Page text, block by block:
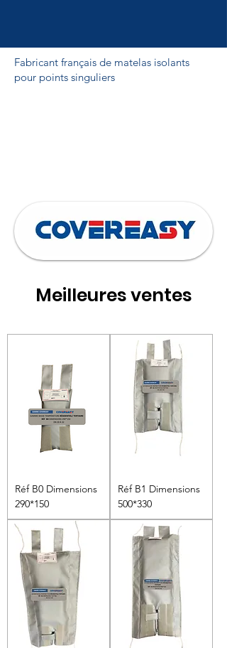
Fabricant français de matelas isolants
pour points singuliers
Meilleures ventes
Réf B0 Dimensions
290*150
Réf B1 Dimensions
500*330